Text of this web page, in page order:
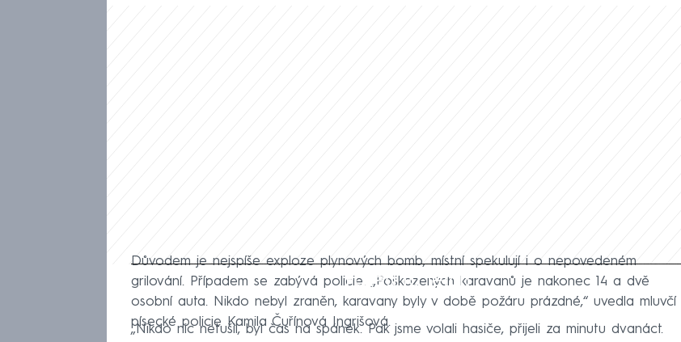
Failed to fetch
Důvodem je nejspíše exploze plynových bomb, místní spekulují i o nepovedeném
grilování. Případem se zabývá policie. „Poškozených karavanů je nakonec 14 a dvě
osobní auta. Nikdo nebyl zraněn, karavany byly v době požáru prázdné,“ uvedla mluvčí
písecké policie Kamila Čuřínová Ingrišová.
„Nikdo nic netušil, byl čas na spánek. Pak jsme volali hasiče, přijeli za minutu dvanáct.